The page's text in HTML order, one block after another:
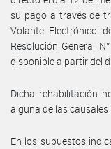
su pago a través de
Volante Electrónico
Resolución General
disponible a partir del
Dicha rehabilitación
alguna de las
En los supuestos